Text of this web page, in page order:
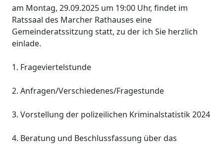
am Montag, 29.09.2025 um 19:00 Uhr, findet im
Ratssaal des Marcher Rathauses eine
Gemeinderatssitzung statt, zu der ich Sie herzlich
einlade.
1. Frageviertelstunde
2. Anfragen/Verschiedenes/Fragestunde
3. Vorstellung der polizeilichen Kriminalstatistik 2024
4. Beratung und Beschlussfassung über das